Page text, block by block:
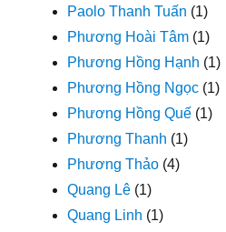
Paolo Thanh Tuấn (1)
Phương Hoài Tâm (1)
Phương Hồng Hạnh (1)
Phương Hồng Ngọc (1)
Phương Hồng Quế (1)
Phương Thanh (1)
Phương Thảo (4)
Quang Lê (1)
Quang Linh (1)